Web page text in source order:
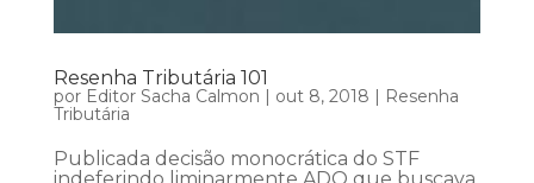
Resenha Tributária 101
por Editor Sacha Calmon out 8, 2018
Resenha
Tributária
Publicada decisão monocrática do STF